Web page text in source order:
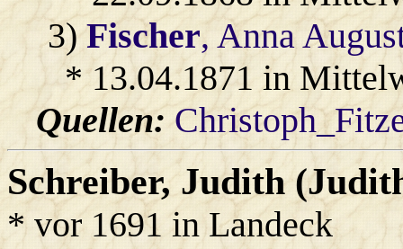
3)Fischer, Anna
* 13.04.1871 in
Quellen:
Schreiber, Judith
* vor 1691 in Landeck